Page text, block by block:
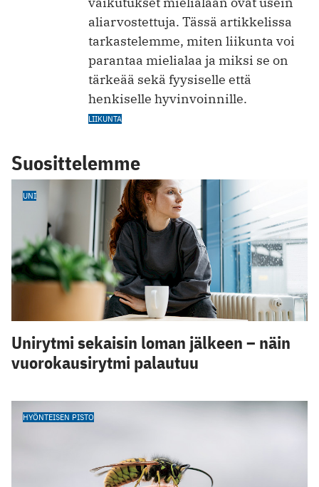
aliarvostettuja. Tässä artikkelissa
tarkastelemme, miten liikunta voi
parantaa mielialaa ja miksi se on
tärkeää sekä fyysiselle että
henkiselle hyvinvoinnille.
LIIKUNTA
Suosittelemme
UNI
Unirytmi sekaisin loman jälkeen – näin
vuorokausirytmi palautuu
HYÖNTEISEN PISTO